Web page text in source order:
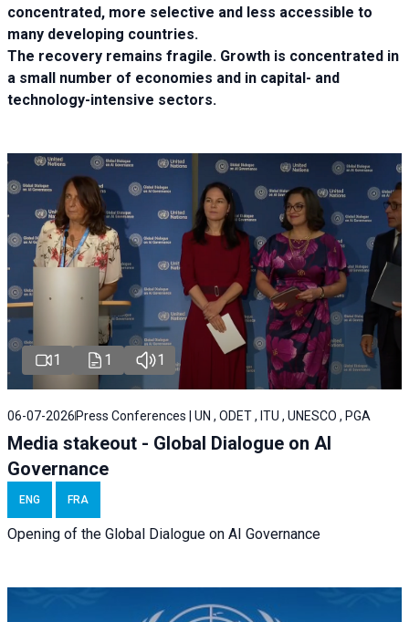
concentrated, more selective and less accessible to
many developing countries.
The recovery remains fragile. Growth is concentrated in
a small number of economies and in capital- and
technology-intensive sectors.
1 1 1
06-07-2026 Press Conferences | UN , ODET , ITU , UNESCO , PGA
Media stakeout - Global Dialogue on AI
Governance
ENG FRA
Opening of the Global Dialogue on AI Governance